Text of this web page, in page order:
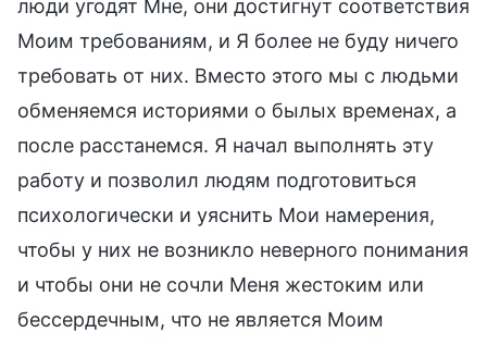
люди угодят Мне, они достигнут соответствия
Моим требованиям, и Я более не буду ничего
требовать от них. Вместо этого мы с людьми
обменяемся историями о былых временах, а
после расстанемся. Я начал выполнять эту
работу и позволил людям подготовиться
психологически и уяснить Мои намерения,
чтобы у них не возникло неверного понимания
и чтобы они не сочли Меня жестоким или
бессердечным, что не является Моим